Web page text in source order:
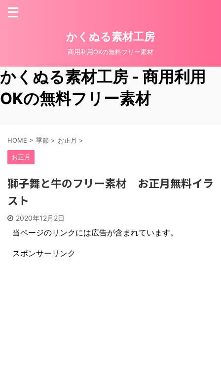
かくぬる素材工房
商用利用OKの無料フリー素材
かくぬる素材工房 - 商用利用
OKの無料フリー素材
HOME > 季節 > お正月 >
お正月
獅子舞と牛のフリー素材 お正月無料イラ
スト
2020年12月2日
当ページのリンクには広告が含まれています。
スポンサーリンク